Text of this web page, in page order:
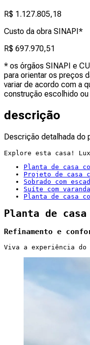
R$ 1.127.805,18
Custo da obra SINAPI*
R$ 697.970,51
* os órgãos SINAPI e
para orientar os preços
variar de acordo com a
construção escolhido
descrição
Descrição detalhada do
Explore esta casa!
Planta de casa
Projeto de casa
Sobrado com
Suíte com varanda
Planta de casa
Planta de
Refinamento e
Viva a experiência do